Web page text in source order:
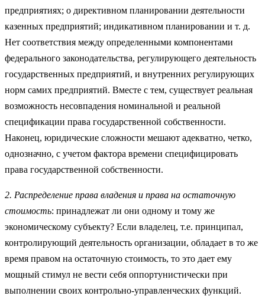
предприятиях; о директивном планировании деятельности
казенных предприятий; индикативном планировании и т. д.
Нет соответствия между определенными компонентами
федерального законодательства, регулирующего деятельность
государственных предприятий, и внутренних регулирующих
норм самих предприятий. Вместе с тем, существует реальная
возможность несовпадения номинальной и реальной
спецификации права государственной собственности.
Наконец, юридические сложности мешают адекватно, четко,
однозначно, с учетом фактора времени специфицировать
права государственной собственности.
2. Распределение права владения и права на остаточную
стоимость: принадлежат ли они одному и тому же
экономическому субъекту? Если владелец, т.е. принципал,
контролирующий деятельность организации, обладает в то же
время правом на остаточную стоимость, то это дает ему
мощный стимул не вести себя оппортунистически при
выполнении своих контрольно-управленческих функций.